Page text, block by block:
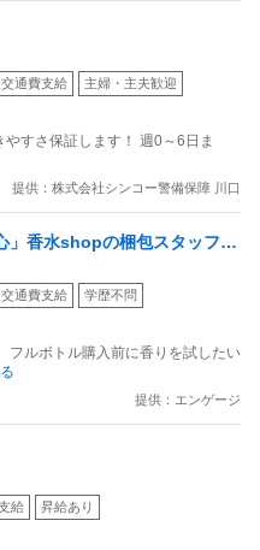
交通費支給 主婦・主夫歓迎
すさ保証します！ 週0～6日ま
提供：株式会社シンコー警備保障 川口
」香水shopの梱包スタッフ
OK
交通費支給 学歴不問
フルボトル購入前に香りを試したい
提供：エンゲージ
給 昇給あり